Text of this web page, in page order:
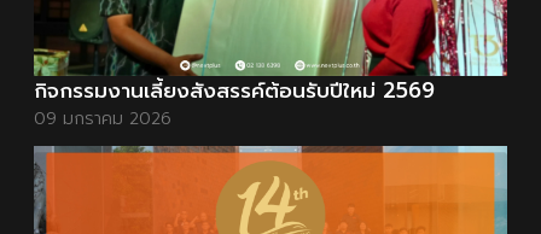
กิจกรรมงานเลี้ยงสังสรรค์ต้อนรับปีใหม่ 2569
09 มกราคม 2026